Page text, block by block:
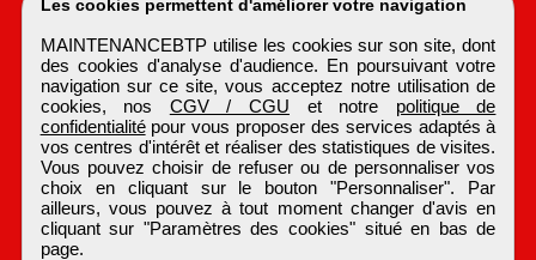
Les cookies permettent d'améliorer votre navigation
MAINTENANCEBTP utilise les cookies sur son site, dont
des cookies d'analyse d'audience. En poursuivant votre
navigation sur ce site, vous acceptez notre utilisation de
cookies, nos CGV / CGU et notre politique de
confidentialitépour vous proposer des services adaptés à
vos centres d'intérêt et réaliser des statistiques de visites.
Vous pouvez choisir de refuser ou de personnaliser vos
choix en cliquant sur le bouton "Personnaliser". Par
ailleurs, vous pouvez à tout moment changer d'avis en
cliquant sur "Paramètres des cookies" situé en bas de
page.